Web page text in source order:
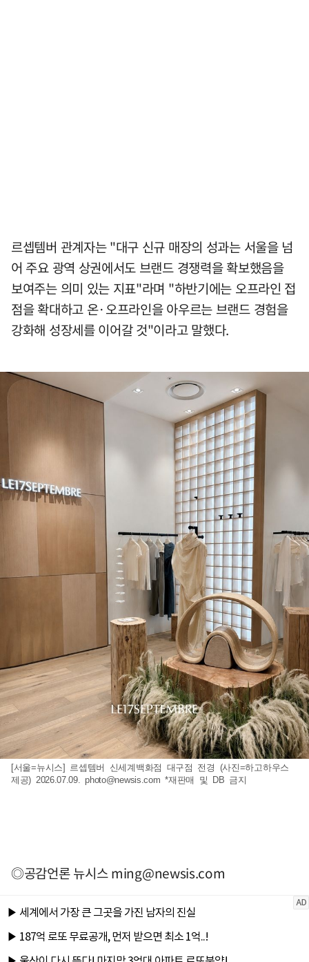
르셉템버 관계자는 "대구 신규 매장의 성과는 서울을 넘
어 주요 광역 상권에서도 브랜드 경쟁력을 확보했음을
보여주는 의미 있는 지표"라며 "하반기에는 오프라인 접
점을 확대하고 온·오프라인을 아우르는 브랜드 경험을
강화해 성장세를 이어갈 것"이라고 말했다.
[서울=뉴시스] 르셉템버 신세계백화점 대구점 전경 (사진=하고하우스
제공) 2026.07.09.photo@newsis.com *재판매 및 DB 금지
◎공감언론 뉴시스ming@newsis.com